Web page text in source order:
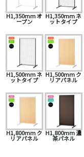
H1,350mm オ
ープン
H1,350mm ネ
ットタイプ
H1,500mm ネ
ットタイプ
H1,500mm ク
リアパネル
H1,800mm ク
リアパネル
H1,800mm 濃
茶パネル